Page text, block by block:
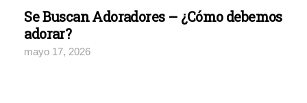
Se Buscan Adoradores – ¿Cómo debemos
adorar?
mayo 17, 2026